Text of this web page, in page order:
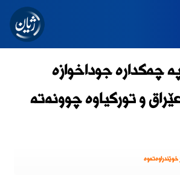
چەکدارە جوداخوازە
و توركیاوە چوونەتە